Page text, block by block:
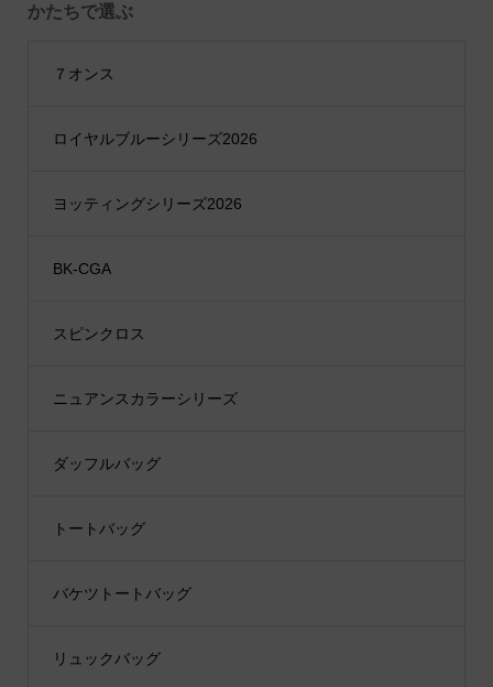
かたちで選ぶ
７オンス
ロイヤルブルーシリーズ2026
ヨッティングシリーズ2026
BK-CGA
スピンクロス
ニュアンスカラーシリーズ
ダッフルバッグ
トートバッグ
バケツトートバッグ
リュックバッグ